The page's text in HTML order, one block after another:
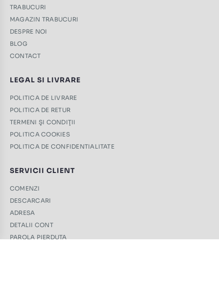
TRABUCURI
MAGAZIN TRABUCURI
DESPRE NOI
BLOG
CONTACT
LEGAL SI LIVRARE
POLITICA DE LIVRARE
POLITICA DE RETUR
TERMENI ŞI CONDIŢII
POLITICA COOKIES
POLITICA DE CONFIDENTIALITATE
SERVICII CLIENT
COMENZI
DESCARCARI
ADRESA
DETALII CONT
PAROLA PIERDUTA